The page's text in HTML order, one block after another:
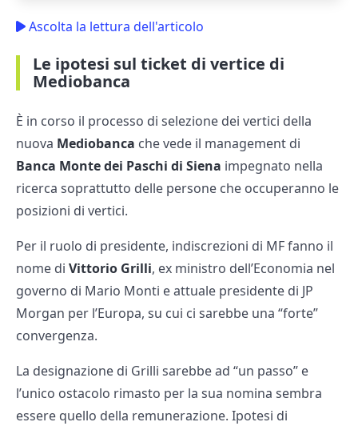
Ascolta la lettura dell'articolo
Le ipotesi sul ticket di vertice di
Mediobanca
È in corso il processo di selezione dei vertici della
nuova Mediobanca che vede il management di
Banca Monte dei Paschi di Siena impegnato nella
ricerca soprattutto delle persone che occuperanno le
posizioni di vertici.
Per il ruolo di presidente, indiscrezioni di MF fanno il
nome di Vittorio Grilli, ex ministro dell’Economia nel
governo di Mario Monti e attuale presidente di JP
Morgan per l’Europa, su cui ci sarebbe una “forte”
convergenza.
La designazione di Grilli sarebbe ad “un passo” e
l’unico ostacolo rimasto per la sua nomina sembra
essere quello della remunerazione. Ipotesi di